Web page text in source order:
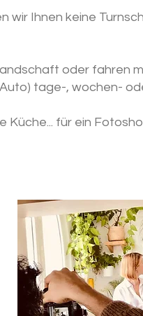
wir Ihnen keine
oder fahren
tage-, wochen-
Küche... für ein